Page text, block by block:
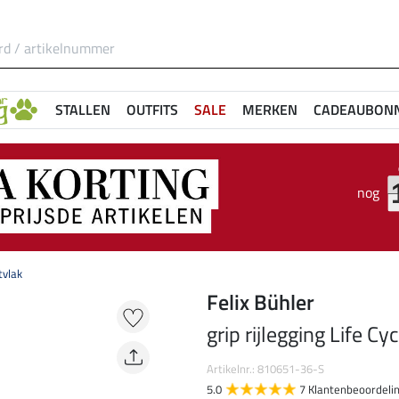
STALLEN OUTFITS SALE MERKEN
nog
Felix Bühler
grip rijlegging Life
Artikelnr.: 810651-36-S
5.0
7